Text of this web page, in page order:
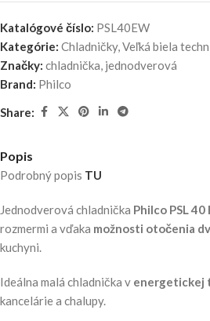
Katalógové číslo: PSL40EW
Kategórie: Chladničky,Veľká biela
Značky: chladnička, jednodverová
Brand: Philco
Share:
Popis
Podrobný popis TU
Jednodverová chladnička Philco PSL 40
rozmermi a vďaka možnosti otočenia
kuchyni.
Ideálna malá chladnička v energetickej
kancelárie a chalupy.